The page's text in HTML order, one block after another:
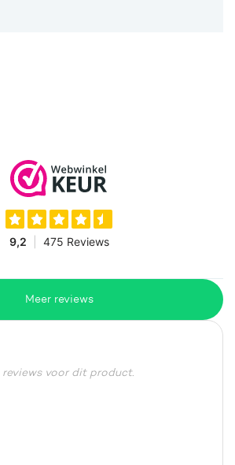
Meer reviews
reviews voor dit product.